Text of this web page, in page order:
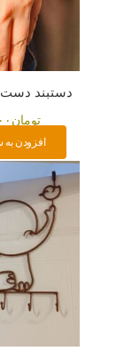
دستبند
تومان
افزودن